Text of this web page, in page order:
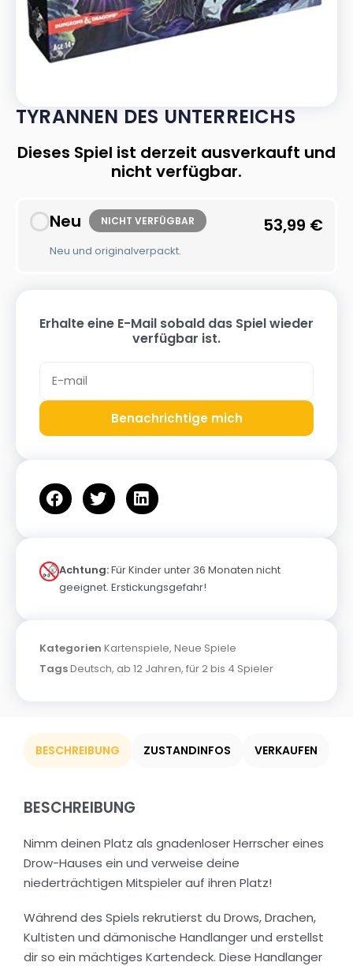
TYRANNEN DES UNTERREICHS
Dieses Spiel ist derzeit ausverkauft und
nicht verfügbar.
Neu NICHT VERFÜGBAR
Neu und originalverpackt.
53,99 €
Erhalte eine E-Mail sobald das Spiel wieder
verfügbar ist.
Benachrichtige mich
Achtung:Für Kinder unter 36 Monaten nicht
geeignet. Erstickungsgefahr!
Kategorien Kartenspiele, Neue Spiele
TagsDeutsch, ab 12 Jahren, für 2 bis 4 Spieler
BESCHREIBUNG ZUSTANDINFOS VERKAUFEN
BESCHREIBUNG
Nimm deinen Platz als gnadenloser Herrscher eines
Drow-Hauses ein und verweise deine
niederträchtigen Mitspieler auf ihren Platz!
Während des Spiels rekrutierst du Drows, Drachen,
Kultisten und dämonische Handlanger und erstellst
dir so ein mächtiges Kartendeck. Diese Handlanger